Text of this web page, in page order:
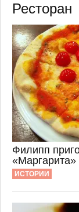
Ресторан
Филипп
ИСТОРИИ